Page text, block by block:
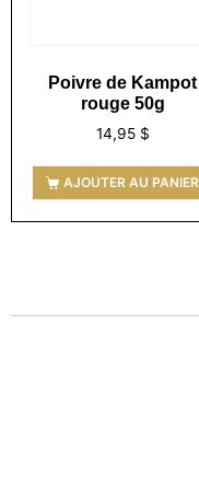
Poivre de Kampot
rouge 50g
14,95 $
AJOUTER AU PANIER